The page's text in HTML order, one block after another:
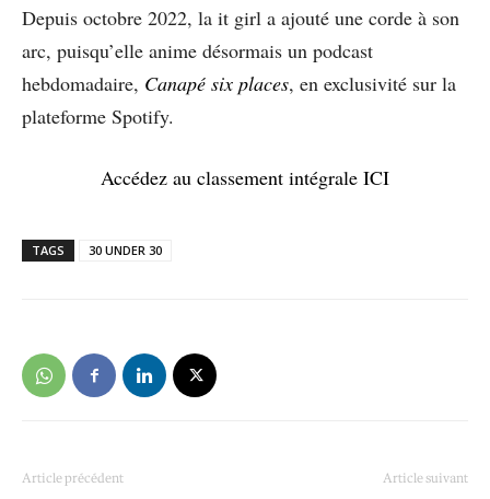
Depuis octobre 2022, la it girl a ajouté une corde à son
arc, puisqu’elle anime désormais un podcast
hebdomadaire, Canapé six places, en exclusivité sur la
plateforme Spotify.
Accédez au classement intégrale ICI
TAGS 30 UNDER 30
Article précédent Article suivant